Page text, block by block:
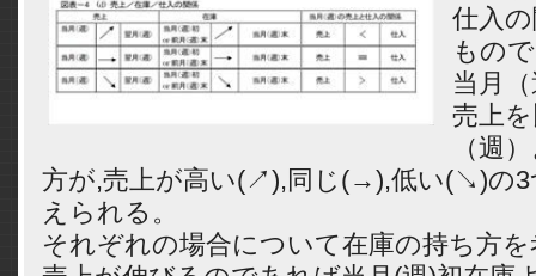
仕入
もの
当月
売上
（週
方が,売上が高い(↗),同じ(→),低い(↘)の3
えられる。
それぞれの場合について在庫の持ち方